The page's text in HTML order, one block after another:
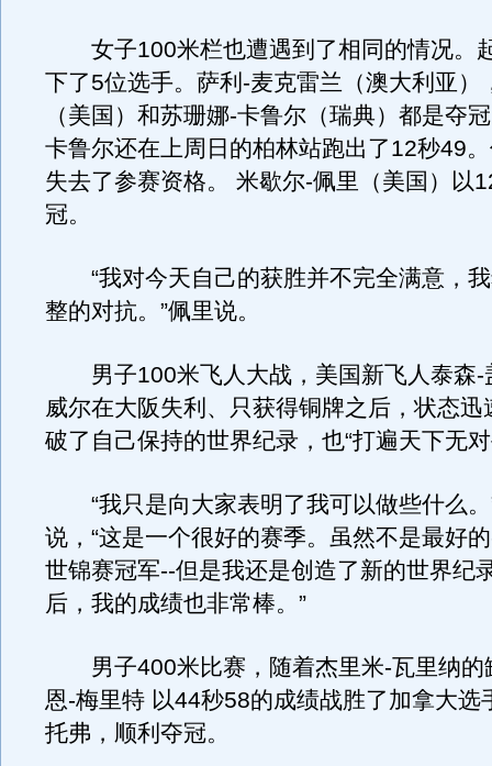
女子100米栏也遭遇到了相同的情况。
下了5位选手。萨利-麦克雷兰（澳大利亚）
（美国）和苏珊娜-卡鲁尔（瑞典）都是夺
卡鲁尔还在上周日的柏林站跑出了12秒49
失去了参赛资格。 米歇尔-佩里（美国）以
冠。
“我对今天自己的获胜并不完全满意，我
整的对抗。”佩里说。
男子100米飞人大战，美国新飞人泰森-
威尔在大阪失利、只获得铜牌之后，状态迅
破了自己保持的世界纪录，也“打遍天下无
“我只是向大家表明了我可以做些什么。
说，“这是一个很好的赛季。虽然不是最好
世锦赛冠军--但是我还是创造了新的世界纪
后，我的成绩也非常棒。”
男子400米比赛，随着杰里米-瓦里纳的
恩-梅里特 以44秒58的成绩战胜了加拿大选
托弗，顺利夺冠。